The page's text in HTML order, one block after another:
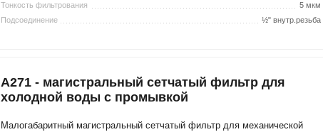
Тонкость фильтрования
5 мкм
Подсоединение
½" внутр.резьба
A271 - магистральный сетчатый фильтр для
холодной воды с промывкой
Малогабаритный магистральный сетчатый фильтр для механической